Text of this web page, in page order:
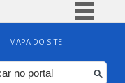
Simplifique!
Comunica BR
MAPA DO SITE